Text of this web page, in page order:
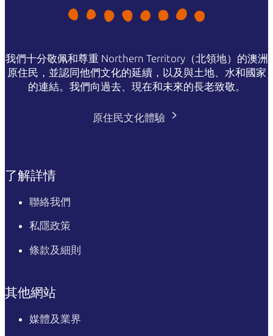
我們十分敬佩和尊重 Northern Territory（北領地）的澳洲
原住民，並認同他們文化的延續，以及與土地、水和國家
的連結。我們向過去、現在和未來的長老致敬。
原住民文化體驗
了解詳情
聯絡我們
私隱政策
條款及細則
其他網站
媒體及業界